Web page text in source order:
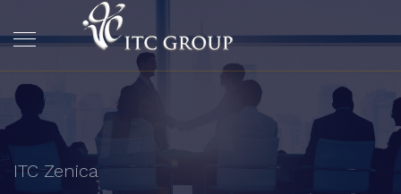
ITC Zenica